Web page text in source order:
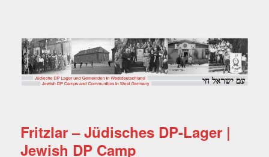
Jüdische DP Lager und
Gemeinden in
Westdeutschland
Fritzlar – Jüdisches DP-Lager |
Jewish DP Camp